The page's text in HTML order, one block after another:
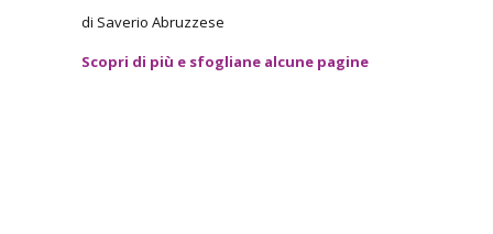
di Saverio Abruzzese
Scopri di più e sfogliane alcune pagine